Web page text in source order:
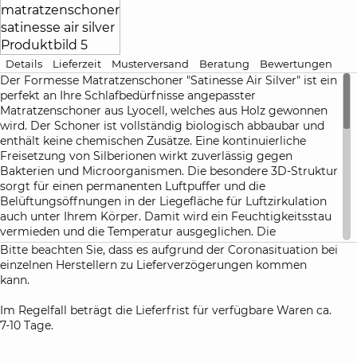
Details Lieferzeit Musterversand Beratung Bewertungen
Der Formesse Matratzenschoner "Satinesse Air Silver" ist ein
perfekt an Ihre Schlafbedürfnisse angepasster
Matratzenschoner aus Lyocell, welches aus Holz gewonnen
wird. Der Schoner ist vollständig biologisch abbaubar und
enthält keine chemischen Zusätze. Eine kontinuierliche
Freisetzung von Silberionen wirkt zuverlässig gegen
Bakterien und Microorganismen. Die besondere 3D-Struktur
sorgt für einen permanenten Luftpuffer und die
Belüftungsöffnungen in der Liegefläche für Luftzirkulation
auch unter Ihrem Körper. Damit wird ein Feuchtigkeitsstau
vermieden und die Temperatur ausgeglichen. Die
Schlafumgebung bleibt immer frisch, trocken und
angenehm temperiert.
Die Punktelastizität des Materials sorgt für ein
körperangepasstes, sanftes und angenehmes Liegen. Durch
Bitte beachten Sie, dass es aufgrund der Coronasituation bei
einzelnen Herstellern zu Lieferverzögerungen kommen
kann.
Im Regelfall beträgt die Lieferfrist für verfügbare Waren ca.
7-10 Tage.